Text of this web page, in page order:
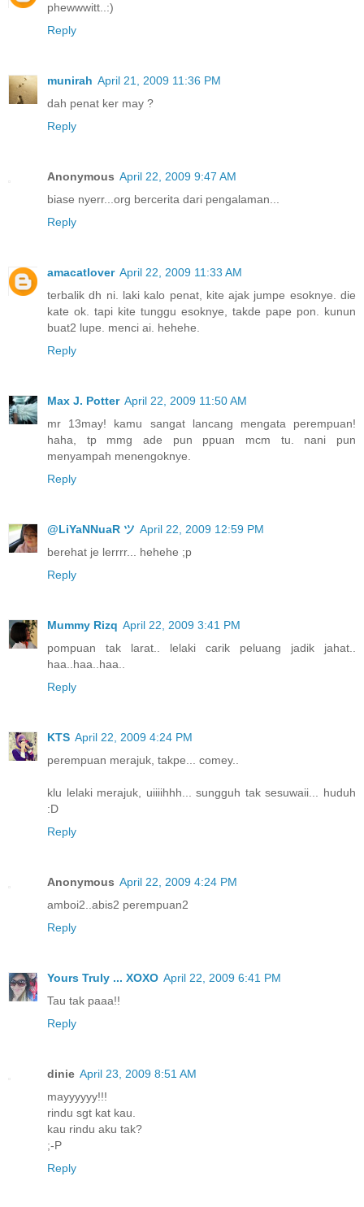
phewwwitt..:)
Reply
munirah April 21, 2009 11:36 PM
dah penat ker may ?
Reply
Anonymous April 22, 2009 9:47 AM
biase nyerr...org bercerita dari pengalaman...
Reply
amacatlover April 22, 2009 11:33 AM
terbalik dh ni. laki kalo penat, kite ajak jumpe esoknye. die
kate ok. tapi kite tunggu esoknye, takde pape pon. kunun
buat2 lupe. menci ai. hehehe.
Reply
Max J. Potter April 22, 2009 11:50 AM
mr 13may! kamu sangat lancang mengata perempuan!
haha, tp mmg ade pun ppuan mcm tu. nani pun
menyampah menengoknye.
Reply
@LiYaNNuaR ツ April 22, 2009 12:59 PM
berehat je lerrrr... hehehe ;p
Reply
Mummy Rizq April 22, 2009 3:41 PM
pompuan tak larat.. lelaki carik peluang jadik jahat..
haa..haa..haa..
Reply
KTS April 22, 2009 4:24 PM
perempuan merajuk, takpe... comey..
klu lelaki merajuk, uiiiihhh... sungguh tak sesuwaii... huduh
:D
Reply
Anonymous April 22, 2009 4:24 PM
amboi2..abis2 perempuan2
Reply
Yours Truly ... XOXO April 22, 2009 6:41 PM
Tau tak paaa!!
Reply
dinie April 23, 2009 8:51 AM
mayyyyyy!!!
rindu sgt kat kau.
kau rindu aku tak?
;-P
Reply